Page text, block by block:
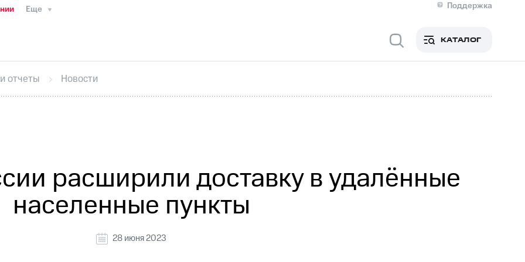
Еще
Поддержка
Медиа-центр
ИнтервьюФинансовая отчетностьКонтактыНовости в регионе
секретарьРаскрытие информации
кабинет акционераАкционерный капиталКонтроль и аудитРынок акций
КАТАЛОГ
отчеты Новости
расширили доставку в удалённые
населенные пункты
28 июня 2023